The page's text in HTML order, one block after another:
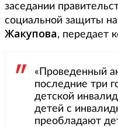
заседании
социальной защиты
Жакупова, передает
«Проведенный
последние три
детской
детей с
преобладают